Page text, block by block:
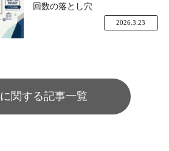
回数の落とし穴
2026.3.23
関する記事一覧